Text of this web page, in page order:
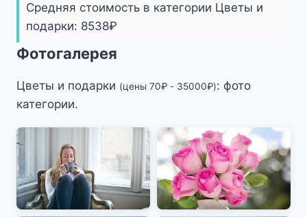
Средняя стоимость в категории Цветы и
подарки: 8538₽
Фотогалерея
Цветы и подарки (цены 70₽ - 35000₽): фото
категории.